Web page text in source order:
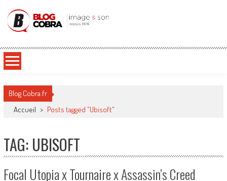
Blog Cobra
Blog Cobra.fr
Accueil > Posts tagged "Ubisoft"
TAG: UBISOFT
Focal Utopia x Tournaire x Assassin’s Creed